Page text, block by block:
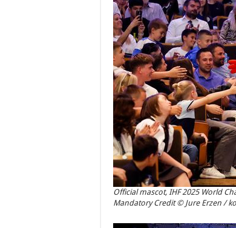
Official mascot, IHF 2025 World
Mandatory Credit © Jure Erzen /